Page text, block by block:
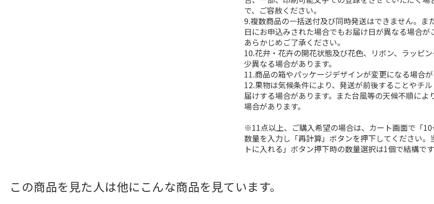
で、ご容赦ください。
9.複数商品の一括送付及び同時発送はできません。ま
日にお申込みされた場合でもお届け日が異なる場合が
あらかじめご了承ください。
10.花弁・花卉の開花状態及び花色、リボン、ラッピ
少異なる場合があります。
11.商品の箱やパッケージデザインが変更になる場合
12.果物は気候条件により、発送が前後することやチ
届けする場合があります。また台風等の天候不順によ
場合があります。
※11点以上、ご購入希望の場合は、カート画面で「
数量を入力し「再計算」ボタンを押下してください。
トに入れる」ボタン押下時の数量選択は1個で結構で
この商品を見た人は他にこんな商品を見ています。